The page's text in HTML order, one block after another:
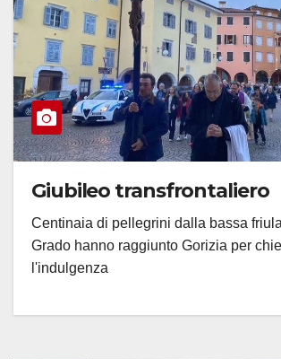
Giubileo transfrontaliero
Centinaia di pellegrini dalla bassa
Grado hanno raggiunto Gorizia per
l'indulgenza